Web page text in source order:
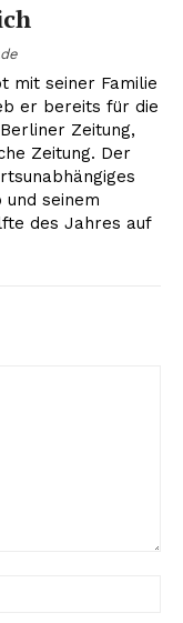
mit seiner Familie
er bereits für die
Zeitung,
Zeitung. Der
seinem
des Jahres auf